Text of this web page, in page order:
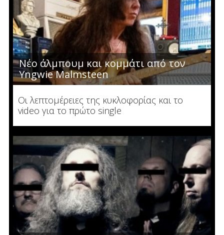
Νέο άλμπουμ και κομμάτι από τον
Yngwie Malmsteen
Οι λεπτομέρειες της κυκλοφορίας και το
video για το πρώτο single